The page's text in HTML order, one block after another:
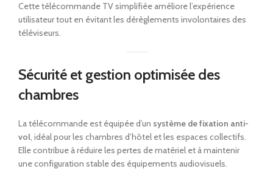
Cette télécommande TV simplifiée améliore l’expérience
utilisateur tout en évitant les dérèglements involontaires des
téléviseurs.
Sécurité et gestion optimisée des
chambres
La télécommande est équipée d’un système de fixation anti-
vol, idéal pour les chambres d’hôtel et les espaces collectifs.
Elle contribue à réduire les pertes de matériel et à maintenir
une configuration stable des équipements audiovisuels.